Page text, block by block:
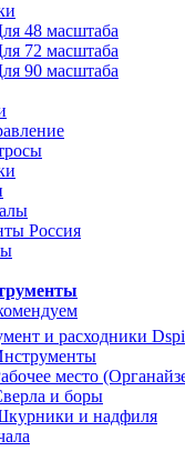
48 масштаба
72 масштаба
90 масштаба
Россия
и расходники
место
и боры
и надфиля